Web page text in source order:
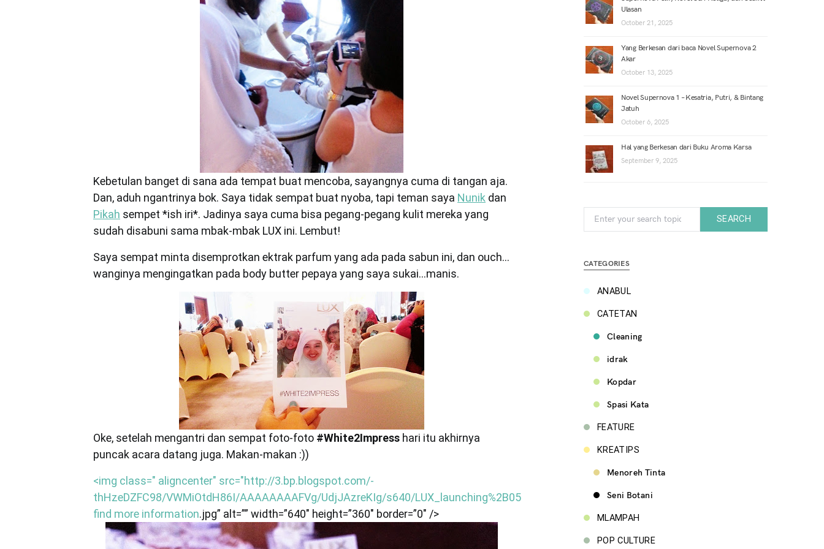
Kebetulan banget di sana ada tempat buat mencoba, sayangnya cuma di tangan aja.
Dan, aduh ngantrinya bok. Saya tidak sempat buat nyoba, tapi teman saya Nunik dan
Pikah sempet *ish iri*. Jadinya saya cuma bisa pegang-pegang kulit mereka yang
sudah disabuni sama mbak-mbak LUX ini. Lembut!
Saya sempat minta disemprotkan ektrak parfum yang ada pada sabun ini, dan ouch…
wanginya mengingatkan pada body butter pepaya yang saya sukai…manis.
Oke, setelah mengantri dan sempat foto-foto #White2Impress hari itu akhirnya
puncak acara datang juga. Makan-makan :))
<img class=" aligncenter" src="http://3.bp.blogspot.com/-
thHzeDZFC98/VWMiOtdH86I/AAAAAAAAFVg/UdjJAzreKIg/s640/LUX_launching%2B05
find more information.jpg” alt=”” width=”640″ height=”360″ border=”0″ />
Ulasan
October 21, 2025
Yang Berkesan dari baca Novel Supernova 2
Akar
October 13, 2025
Novel Supernova 1 – Kesatria, Putri, & Bintang
Jatuh
October 6, 2025
Hal yang Berkesan dari Buku Aroma Karsa
September 9, 2025
SEARCH
CATEGORIES
ANABUL
CATETAN
Cleaning
idrak
Kopdar
Spasi Kata
FEATURE
KREATIPS
Menoreh Tinta
Seni Botani
MLAMPAH
POP CULTURE